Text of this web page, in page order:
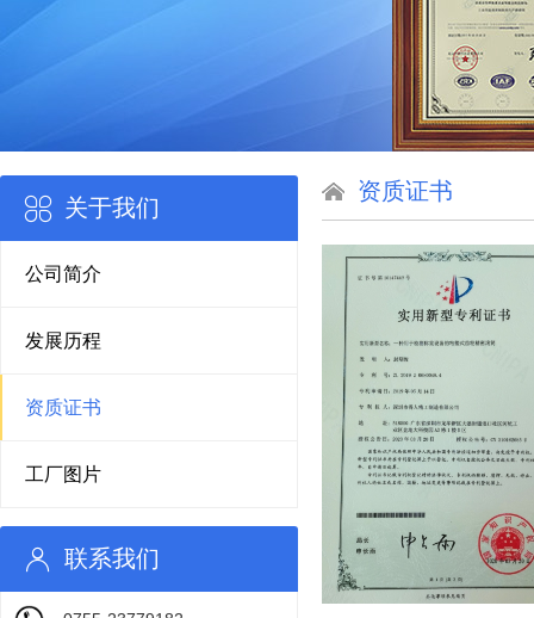
关于我们
公司简介
发展历程
资质证书
工厂图片
联系我们
资质证书